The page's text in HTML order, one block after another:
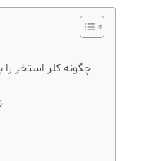
چگونه کلر استخر